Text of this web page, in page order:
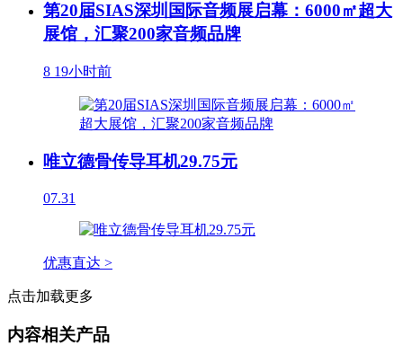
第20届SIAS深圳国际音频展启幕：6000㎡超大
展馆，汇聚200家音频品牌
8 19小时前
唯立德骨传导耳机29.75元
07.31
优惠直达 >
点击加载更多
内容相关产品